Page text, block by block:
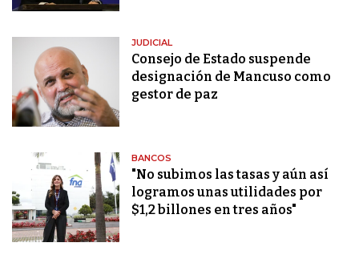
JUDICIAL
Consejo de Estado suspende
designación de Mancuso como
gestor de paz
BANCOS
"No subimos las tasas y aún así
logramos unas utilidades por
$1,2 billones en tres años"